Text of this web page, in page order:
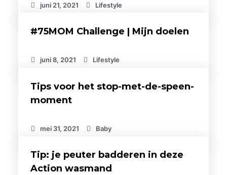
juni 21, 2021 Lifestyle
#75MOM Challenge | Mijn doelen
juni 8, 2021 Lifestyle
Tips voor het stop-met-de-speen-
moment
mei 31, 2021 Baby
Tip: je peuter badderen in deze
Action wasmand